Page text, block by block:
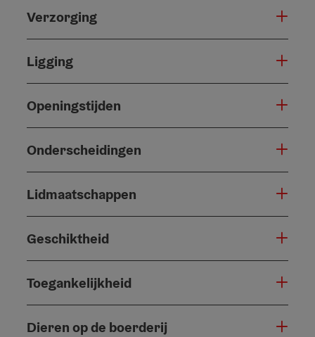
Verzorging
Ligging
Openingstijden
Onderscheidingen
Lidmaatschappen
Geschiktheid
Toegankelijkheid
Dieren op de boerderij